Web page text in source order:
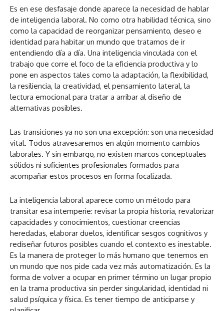
Es en ese desfasaje donde aparece la necesidad de hablar
de inteligencia laboral. No como otra habilidad técnica, sino
como la capacidad de reorganizar pensamiento, deseo e
identidad para habitar un mundo que tratamos de ir
entendiendo día a día. Una inteligencia vinculada con el
trabajo que corre el foco de la eficiencia productiva y lo
pone en aspectos tales como la adaptación, la flexibilidad,
la resiliencia, la creatividad, el pensamiento lateral, la
lectura emocional para tratar a arribar al diseño de
alternativas posibles.
Las transiciones ya no son una excepción: son una necesidad
vital. Todos atravesaremos en algún momento cambios
laborales. Y sin embargo, no existen marcos conceptuales
sólidos ni suficientes profesionales formados para
acompañar estos procesos en forma focalizada.
La inteligencia laboral aparece como un método para
transitar esa intemperie: revisar la propia historia, revalorizar
capacidades y conocimientos, cuestionar creencias
heredadas, elaborar duelos, identificar sesgos cognitivos y
rediseñar futuros posibles cuando el contexto es inestable.
Es la manera de proteger lo más humano que tenemos en
un mundo que nos pide cada vez más automatización. Es la
forma de volver a ocupar en primer término un lugar propio
en la trama productiva sin perder singularidad, identidad ni
salud psíquica y física. Es tener tiempo de anticiparse y